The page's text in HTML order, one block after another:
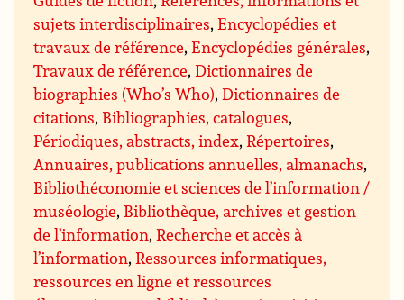
sujets interdisciplinaires,Encyclopédies et
travaux de référence,Encyclopédies générales,
Travaux de référence,Dictionnaires de
biographies (Who’s Who),Dictionnaires de
citations, Bibliographies, catalogues,
Périodiques, abstracts, index,Répertoires,
Annuaires, publications annuelles, almanachs,
Bibliothéconomie et sciences de l’information /
muséologie, Bibliothèque, archives et gestion
de l’information,Recherche et accès à
l’information,Ressources informatiques,
ressources en ligne et ressources